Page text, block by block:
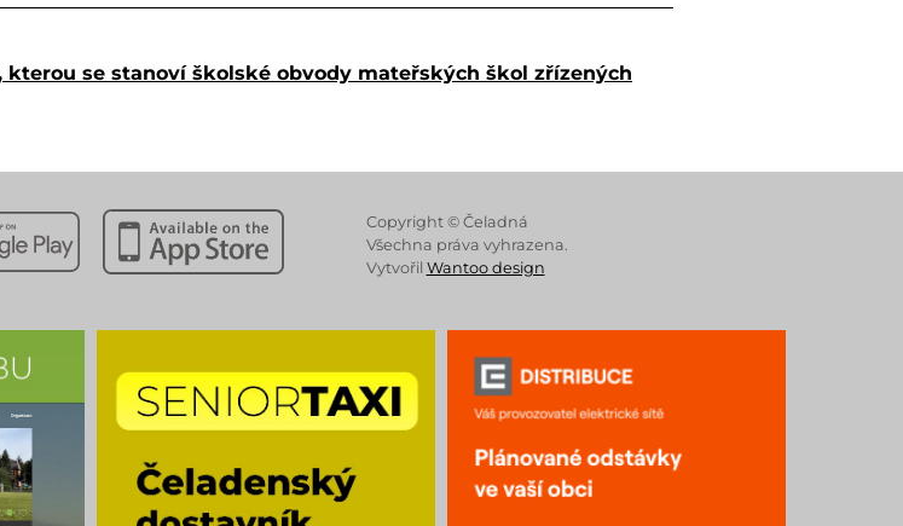
kterou se stanoví školské obvody mateřských škol zřízených
z Google Play Stáhnout z Apple App StoreCopyright © Čeladná
Všechna práva vyhrazena.
Vytvořil Wantoo design